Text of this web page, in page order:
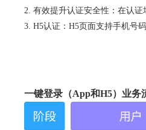
有效提升认证安全性：在认
H5认证：H5页面支持手机号
一键登录（App和H5）业务